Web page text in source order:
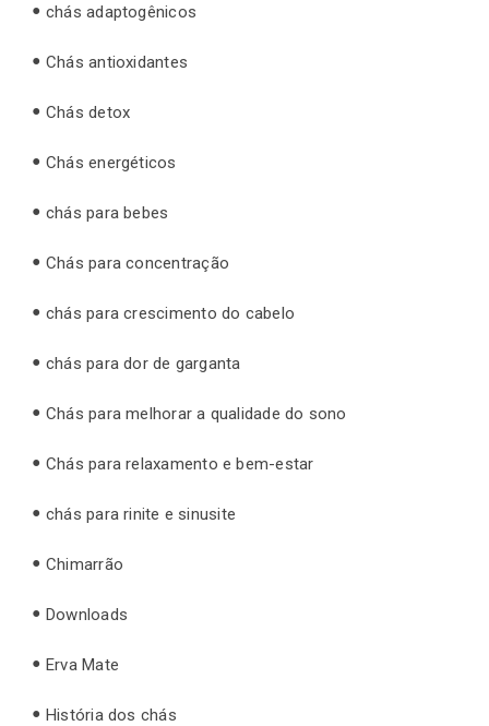
chás adaptogênicos
Chás antioxidantes
Chás detox
Chás energéticos
chás para bebes
Chás para concentração
chás para crescimento do cabelo
chás para dor de garganta
Chás para melhorar a qualidade do sono
Chás para relaxamento e bem-estar
chás para rinite e sinusite
Chimarrão
Downloads
Erva Mate
História dos chás